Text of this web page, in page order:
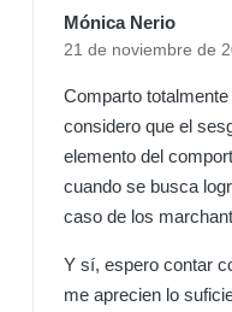
Mónica Nerio
21 de noviembre de
Comparto
considero que el
elemento del
cuando se busca
caso de los
Y sí, espero contar
me aprecien lo